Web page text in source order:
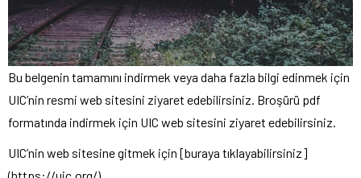
Bu belgenin tamamını indirmek veya daha fazla bilgi edinmek için
UIC’nin resmi web sitesini ziyaret edebilirsiniz. Broşürü pdf
formatında indirmek için UIC web sitesini ziyaret edebilirsiniz.
UIC’nin web sitesine gitmek için [buraya tıklayabilirsiniz]
(https://uic.org/).